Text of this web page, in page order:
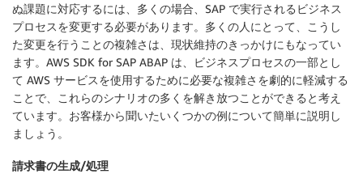
ぬ課題に対応するには、多くの場合、SAP で実行されるビジネス
プロセスを変更する必要があります。多くの人にとって、こうし
た変更を行うことの複雑さは、現状維持のきっかけにもなってい
ます。AWS SDK for SAP ABAP は、ビジネスプロセスの一部とし
て AWS サービスを使用するために必要な複雑さを劇的に軽減する
ことで、これらのシナリオの多くを解き放つことができると考え
ています。お客様から聞いたいくつかの例について簡単に説明し
ましょう。
請求書の生成/処理